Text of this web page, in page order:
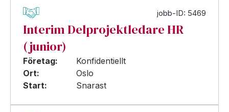
jobb-ID: 5469
Interim Delprojektledare HR
(junior)
Företag:
Konfidentiellt
Ort:
Oslo
Start:
Snarast